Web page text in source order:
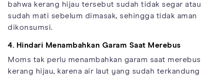
bahwa kerang hijau tersebut sudah tidak segar atau
sudah mati sebelum dimasak, sehingga tidak aman
dikonsumsi.
4. Hindari Menambahkan Garam Saat Merebus
Moms tak perlu menambahkan garam saat merebus
kerang hijau, karena air laut yang sudah terkandung